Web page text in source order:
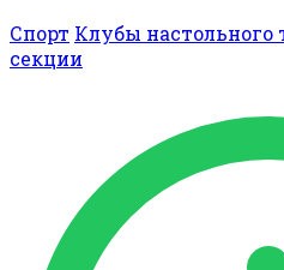
Спорт Клубы настольного
секции